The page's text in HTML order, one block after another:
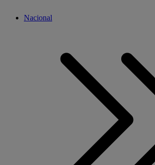
Nacional